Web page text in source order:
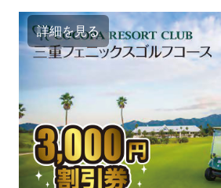
詳細を見る